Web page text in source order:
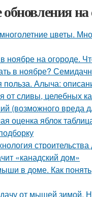
на
цветы.
ноябре на огороде.
в ноябре?
Алыча:
от сливы, целебных
(возможного вреда
оценка яблок
«канадский дом»
в доме. Как
дачу от мышей зимой.